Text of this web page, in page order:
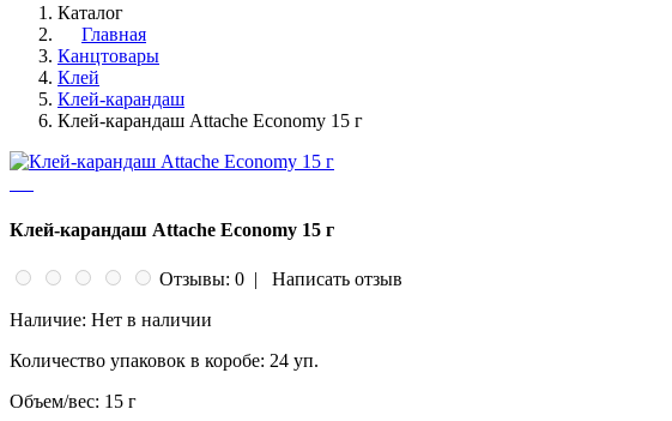
Каталог
Главная
Канцтовары
Клей
Клей-карандаш
Клей-карандаш Attache Economy 15 г
Клей-карандаш Attache Economy 15 г
Отзывы: 0 |
Написать отзыв
Наличие: Нет в наличии
Количество упаковок в коробе: 24 уп.
Объем/вес: 15 г